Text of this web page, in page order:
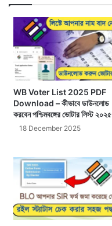
WB Voter List 2025 PDF
Download – কীভাবে ডাউনলোড
করবেন পশ্চিমবঙ্গের ভোটার লিস্ট ২০২৫
18 December 2025